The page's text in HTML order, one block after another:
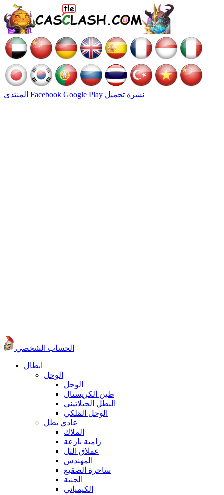
المنتدى Facebook Google Play نشرة تحميل
الحساب الشخصي
ابطال
الوحل
الوحل
طين الكريستال
البطل الجيلاتيني
الوحل المَلكي
عادي بطل
الملاك
رامية بارعة
عملاق التل
المهندس
ساحرة الصقيع
الجنية
الكيميائي